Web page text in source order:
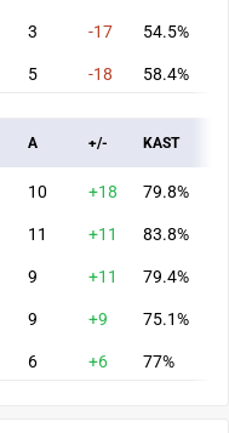
3 -17 54.5%
5 -18 58.4%
A +/- KAST
10 +18 79.8%
11 +11 83.8%
9 +11 79.4%
9 +9 75.1%
6 +6 77%